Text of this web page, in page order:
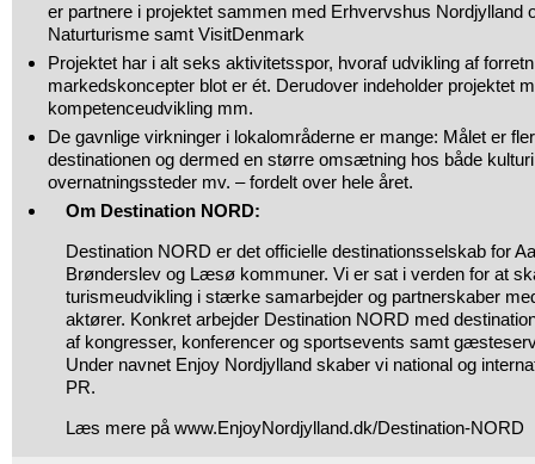
er partnere i projektet sammen med Erhvervshus Nordjylland
Naturturisme samt VisitDenmark
Projektet har i alt seks aktivitetsspor, hvoraf udvikling af
markedskoncepter blot er ét. Derudover indeholder projektet
kompetenceudvikling mm.
De gavnlige virkninger i lokalområderne er mange: Målet er
destinationen og dermed en større omsætning hos både
overnatningssteder mv. – fordelt over hele året.
Om Destination NORD:
Destination NORD er det officielle destinationsselskab for
Brønderslev og Læsø kommuner. Vi er sat i verden for at
turismeudvikling i stærke samarbejder og partnerskaber
aktører. Konkret arbejder Destination NORD med
af kongresser, konferencer og sportsevents samt
Under navnet Enjoy Nordjylland skaber vi national og
PR.
Læs mere på www.EnjoyNordjylland.dk/Destination-NORD